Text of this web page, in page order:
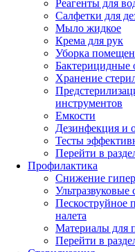
Реагенты для
Салфетки для
Мыло жидкое
Крема для рук
Уборка
Бактерицидные
Хранение
инструментов
Емкости
Дезинфекция и
Тесты
Перейти в
Профилактика
Снижение
Ультразвуковые
Пескоструйное
налета
Материалы для
Перейти в